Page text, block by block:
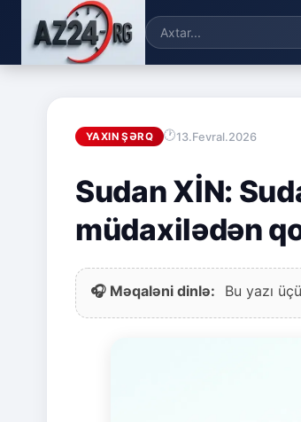
YAXIN ŞƏRQ 13.Fevral.2026
Sudan XİN:
müdaxilədən
🎧 Məqaləni dinlə: Bu yazı